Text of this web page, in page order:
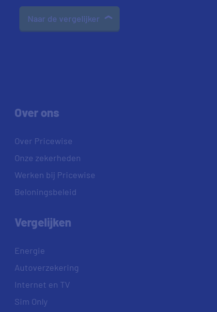
Naar de vergelijker
Over ons
Over Pricewise
Onze zekerheden
Werken bij Pricewise
Beloningsbeleid
Vergelijken
Energie
Autoverzekering
Internet en TV
Sim Only